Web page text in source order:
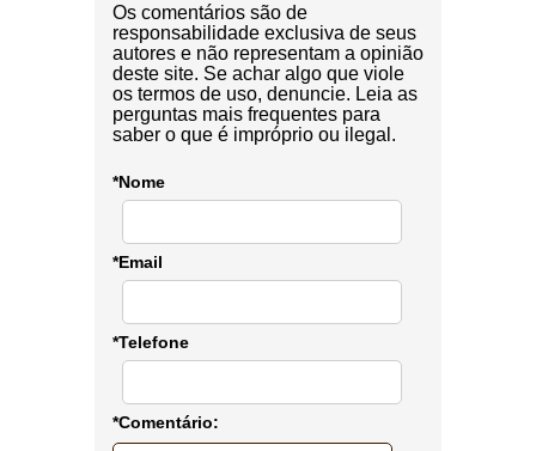
Os comentários são de
responsabilidade exclusiva de seus
autores e não representam a opinião
deste site. Se achar algo que viole
os termos de uso, denuncie. Leia as
perguntas mais frequentes para
saber o que é impróprio ou ilegal.
*Nome
*Email
*Telefone
*Comentário: